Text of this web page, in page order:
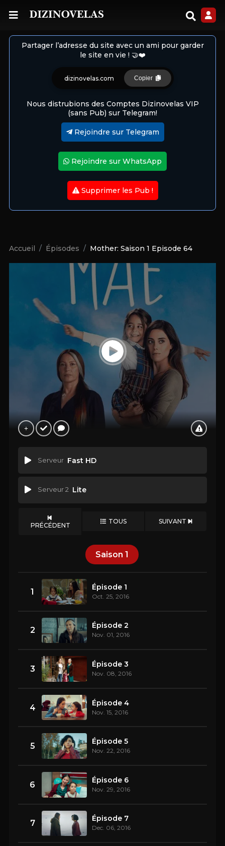
Partager l’adresse du site avec un ami pour garder
le site en vie ! 🤝❤️
dizinovelas.com Copier
Nous distrubions des Comptes Dizinovelas VIP
(sans Pub) sur Telegram!
Rejoindre sur Telegram
Rejoindre sur WhatsApp
Supprimer les Pub !
Accueil Épisodes Mother: Saison 1 Episode 64
Serveur Fast HD
Serveur 2 Lite
PRÉCÉDENT TOUS SUIVANT
Saison 1
1 Épisode 1
Oct. 25, 2016
2 Épisode 2
Nov. 01, 2016
3 Épisode 3
Nov. 08, 2016
4 Épisode 4
Nov. 15, 2016
5 Épisode 5
Nov. 22, 2016
6 Épisode 6
Nov. 29, 2016
7 Épisode 7
Dec. 06, 2016